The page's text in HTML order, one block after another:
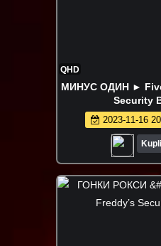
QHD
МИНУС ОДИН ► Five
Security
2023-11-16